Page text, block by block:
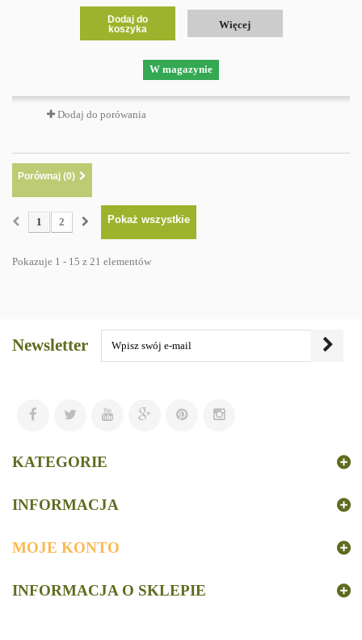
Dodaj do
koszyka
Więcej
W magazynie
Dodaj do porówania
Porównaj (0)
Pokaż wszystkie
1 2
Pokazuje 1 - 15 z 21 elementów
Newsletter
KATEGORIE
INFORMACJA
MOJE KONTO
INFORMACJA O SKLEPIE